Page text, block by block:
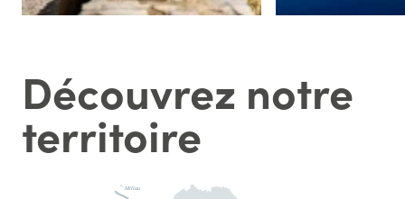
Découvrez notre
territoire